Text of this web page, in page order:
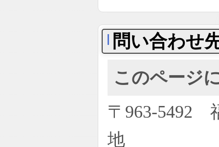
問い合わせ
このページ
〒963-5492
地